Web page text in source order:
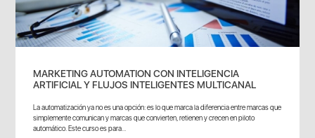
MARKETING AUTOMATION CON INTELIGENCIA
ARTIFICIAL Y FLUJOS INTELIGENTES MULTICANAL
La automatización ya no es una opción: es lo que marca la diferencia entre marcas que
simplemente comunican y marcas que convierten, retienen y crecen en piloto
automático. Este curso es para...